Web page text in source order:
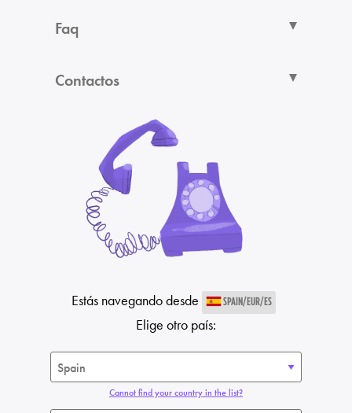
Faq
Contactos
Estás navegando desde SPAIN/EUR/ES
Elige otro país:
Cannot find your country in the list?